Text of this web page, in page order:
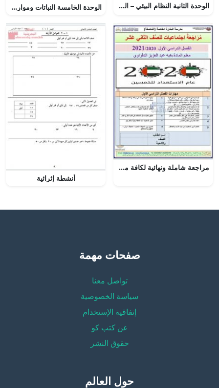
الوحدة الثانية النظام البيئي – المنهاج السعودي الوحدة الخامسة النباتات وموارد البيئة – المنهاج السعودي
مراجعة شاملة ونهائية لكافة مهارات الفصل الأول, (اجتماعيات) الثاني عشر العام
أنشطة إثرائية
صفحات مهمة
تواصل معنا
سياسة الخصوصية
إتفاقية الإستخدام
عن كتب كو
حقوق النشر
حول العالم